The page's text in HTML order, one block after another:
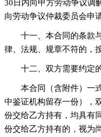
30日内向甲方劳动争议调
向劳动争议仲裁委员会申
十一、本合同的条款
律、法规、规章不符的，
十二、双方需要约定
本合同（含附件）一
中鉴证机构留存一份），
份交给乙方持有，均具有
份交给乙方持有的，视为